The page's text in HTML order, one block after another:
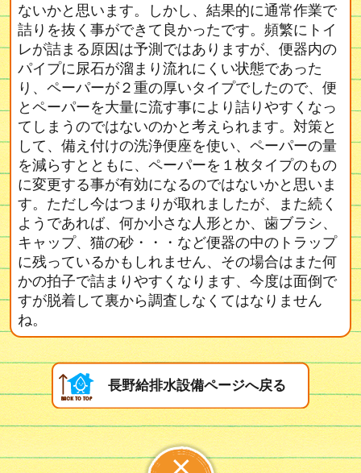
ないかと思います。しかし、結果的に通常作業で
詰りを抜く事ができて良かったです。頻繁にトイ
レが詰まる原因は予測ではありますが、便器内の
パイプに尿石が溜まり流れにくい状態であった
り、ペーパーが２重の厚いタイプでしたので、便
とペーパーを大量に流す事により詰りやすくなっ
てしまうのではないのかと考えられます。対策と
して、備え付けの洗浄便座を使い、ペーパーの量
を減らすとともに、ペーパーを１枚タイプのもの
に変更する事が有効になるのではないかと思いま
す。ただし今はつまりが取れましたが、また続く
ようであれば、何か小さな人形とか、歯ブラシ、
キャップ、猫の砂・・・など便器の中のトラップ
に残っているかもしれません、その場合はまた何
かの拍子で詰まりやすくなります、今度は面倒で
すが脱着して裏から調査しなくてはなりません
ね。
長野給排水設備ページへ戻る